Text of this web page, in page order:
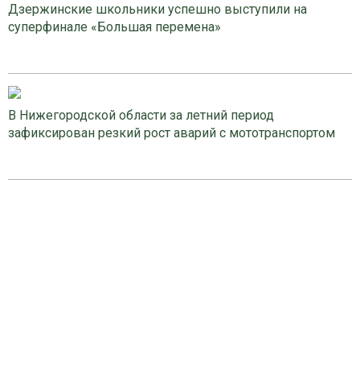
Дзержинские школьники успешно выступили на
суперфинале «Большая перемена»
В Нижегородской области за летний период
зафиксирован резкий рост аварий с мототранспортом